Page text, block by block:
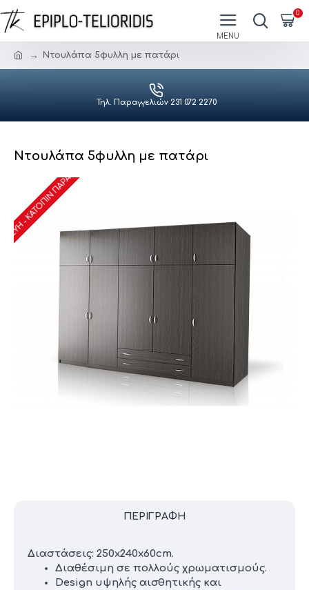
0
Ντουλάπα 5φυλλη με πατάρι
Τηλ. Παραγγελιών 231 072 2270
Ντουλάπα 5φυλλη με πατάρι
- ΚΑΤΌΠΙΝ ΠΑΡΑΓΓΕΛΊΑΣ
ΠΕΡΙΓΡΑΦΉ
Διαστάσεις: 250x240x60cm.
Διαθέσιμη σε πολλούς χρωματισμούς.
Design υψηλής αισθητικής και